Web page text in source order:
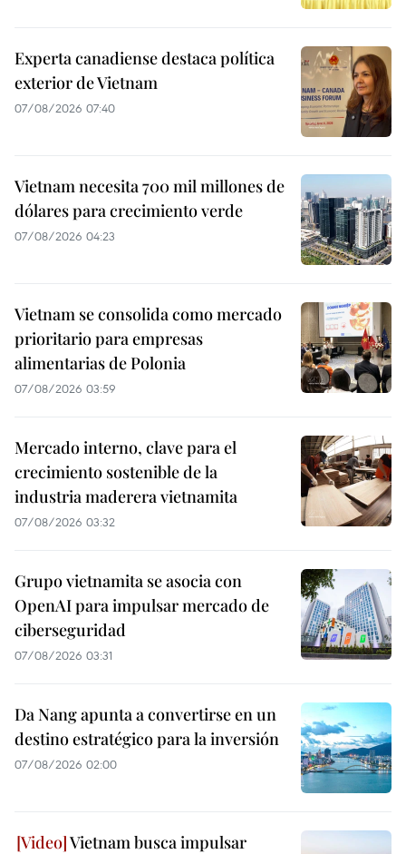
Experta canadiense destaca política
exterior de Vietnam
07/08/2026 07:40
Vietnam necesita 700 mil millones de
dólares para crecimiento verde
07/08/2026 04:23
Vietnam se consolida como mercado
prioritario para empresas
alimentarias de Polonia
07/08/2026 03:59
Mercado interno, clave para el
crecimiento sostenible de la
industria maderera vietnamita
07/08/2026 03:32
Grupo vietnamita se asocia con
OpenAI para impulsar mercado de
ciberseguridad
07/08/2026 03:31
Da Nang apunta a convertirse en un
destino estratégico para la inversión
07/08/2026 02:00
Vietnam busca impulsar